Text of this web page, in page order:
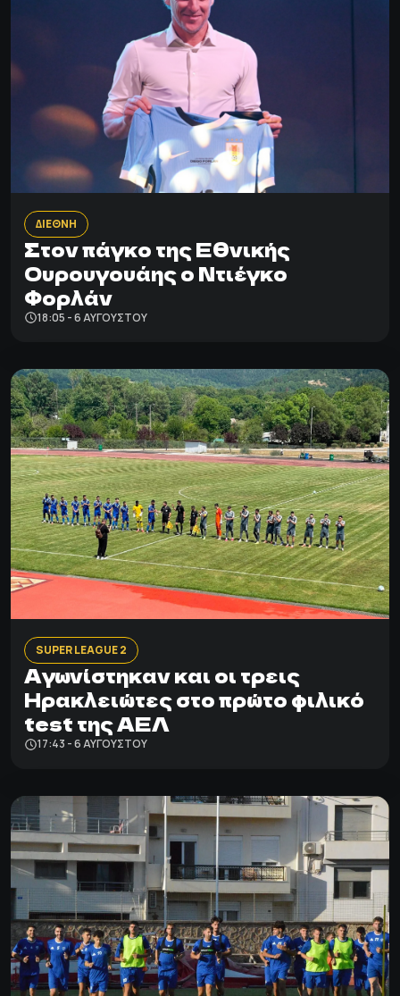
ΔΙΕΘΝΗ
Στον πάγκο της Εθνικής
Ουρουγουάης ο Ντιέγκο
Φορλάν
18:05 - 6 ΑΥΓΟΎΣΤΟΥ
SUPER LEAGUE 2
Αγωνίστηκαν και οι τρεις
Ηρακλειώτες στο πρώτο φιλικό
test της ΑΕΛ
17:43 - 6 ΑΥΓΟΎΣΤΟΥ